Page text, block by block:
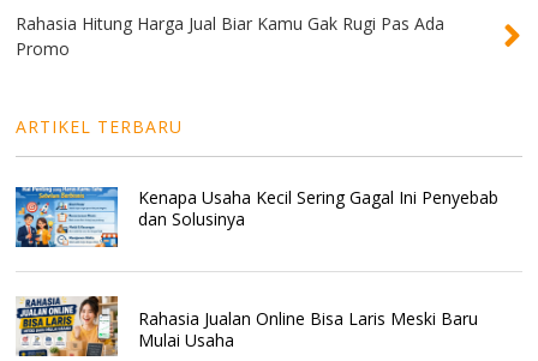
Rahasia Hitung Harga Jual Biar Kamu Gak Rugi Pas Ada
Promo
ARTIKEL TERBARU
Kenapa Usaha Kecil Sering Gagal Ini Penyebab
dan Solusinya
Rahasia Jualan Online Bisa Laris Meski Baru
Mulai Usaha